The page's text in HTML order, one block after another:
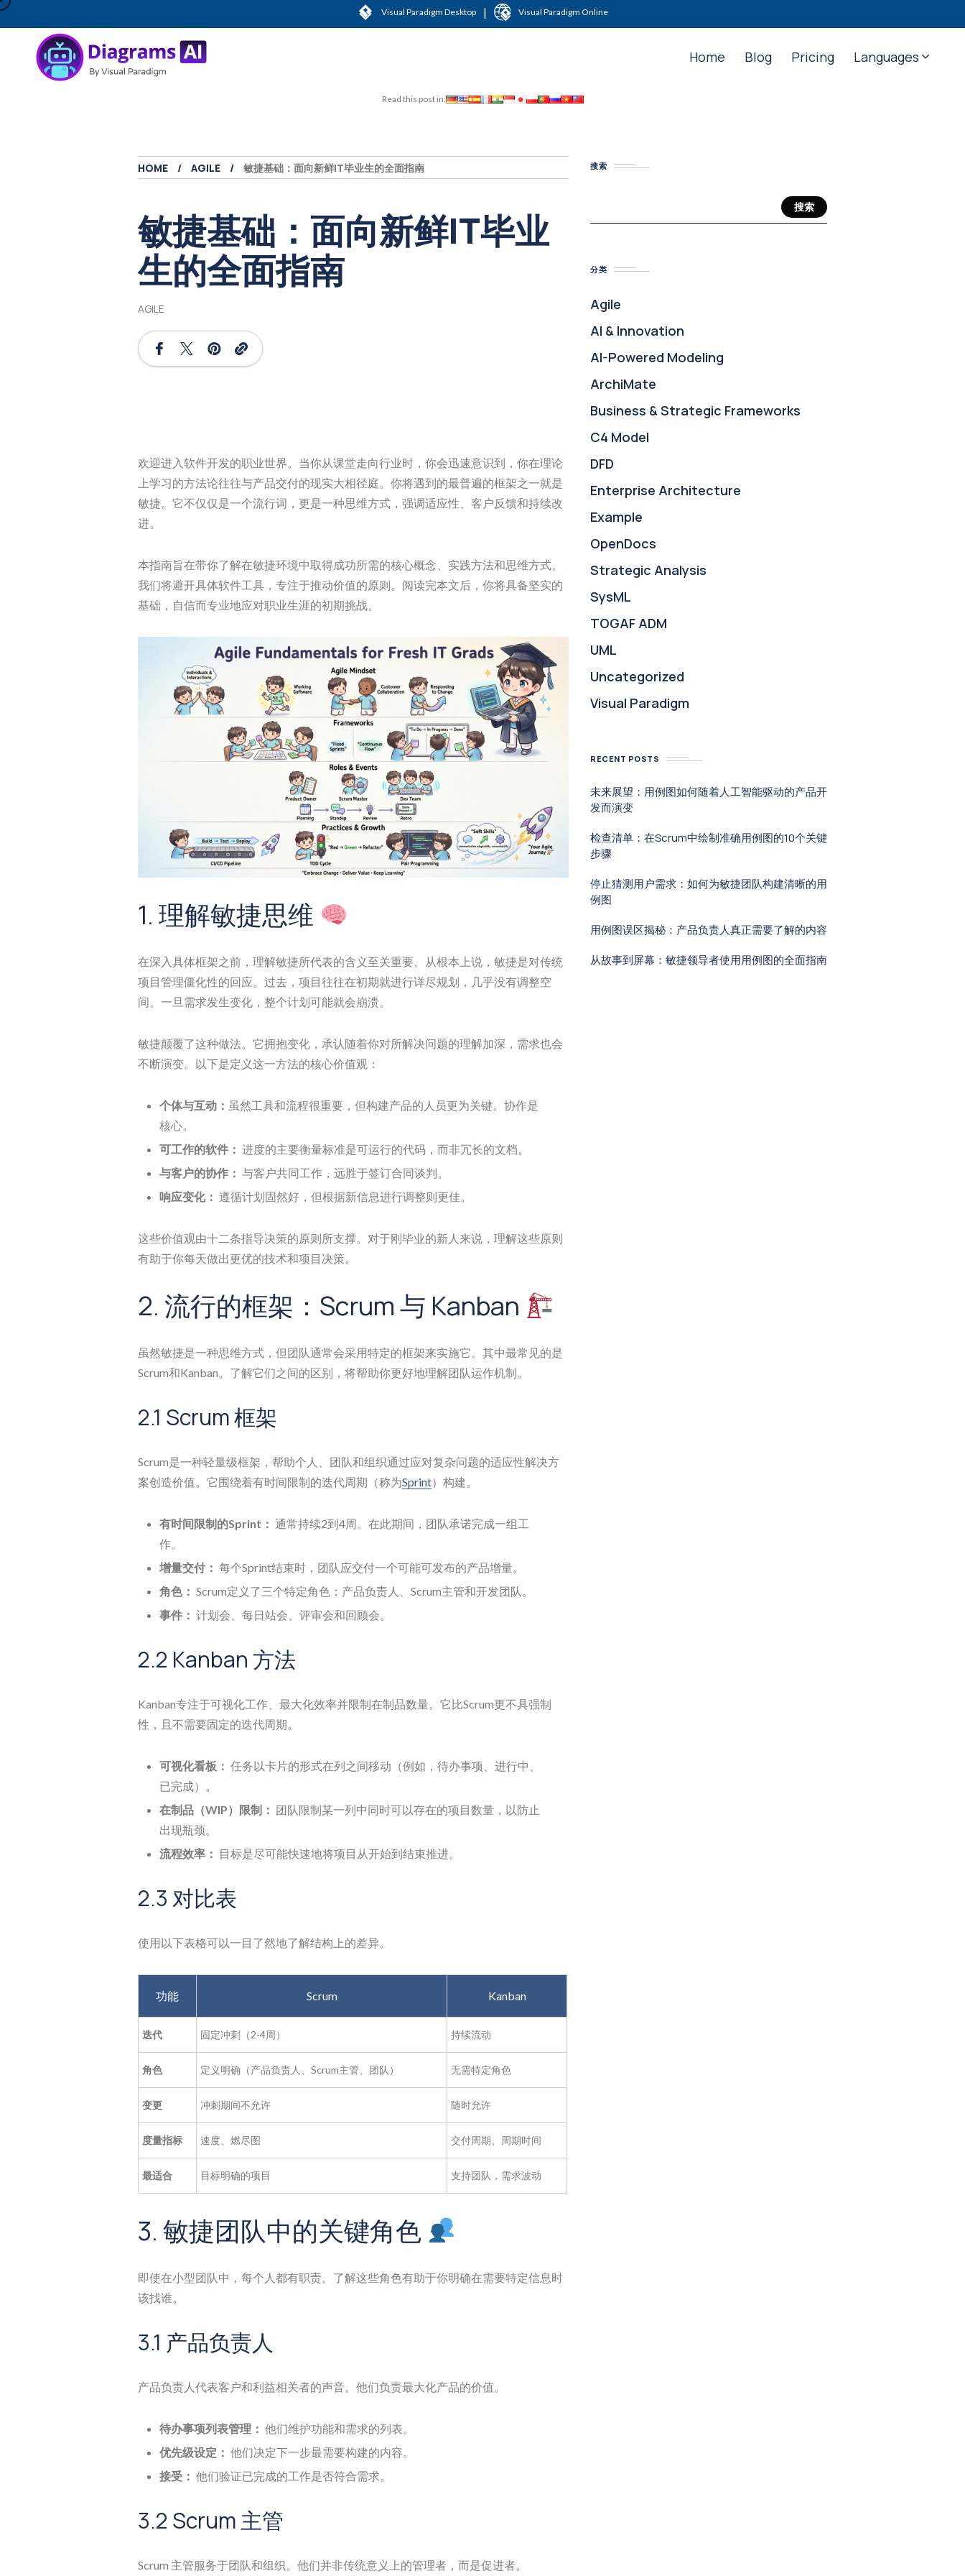
Visual Paradigm Desktop | Visual Paradigm Online
Home Blog Pricing Languages
Read this post in:
HOME AGILE 敏捷基础：面向新鲜IT毕业生的全面指南
敏捷基础：面向新鲜IT毕业
生的全面指南
AGILE
欢迎进入软件开发的职业世界。当你从课堂走向行业时，你会迅速意识到，你在理论
上学习的方法论往往与产品交付的现实大相径庭。你将遇到的最普遍的框架之一就是
敏捷。它不仅仅是一个流行词，更是一种思维方式，强调适应性、客户反馈和持续改
进。
本指南旨在带你了解在敏捷环境中取得成功所需的核心概念、实践方法和思维方式。
我们将避开具体软件工具，专注于推动价值的原则。阅读完本文后，你将具备坚实的
基础，自信而专业地应对职业生涯的初期挑战。
1. 理解敏捷思维
在深入具体框架之前，理解敏捷所代表的含义至关重要。从根本上说，敏捷是对传统
项目管理僵化性的回应。过去，项目往往在初期就进行详尽规划，几乎没有调整空
间。一旦需求发生变化，整个计划可能就会崩溃。
敏捷颠覆了这种做法。它拥抱变化，承认随着你对所解决问题的理解加深，需求也会
不断演变。以下是定义这一方法的核心价值观：
个体与互动： 虽然工具和流程很重要，但构建产品的人员更为关键。协作是
核心。
可工作的软件： 进度的主要衡量标准是可运行的代码，而非冗长的文档。
与客户的协作： 与客户共同工作，远胜于签订合同谈判。
响应变化： 遵循计划固然好，但根据新信息进行调整则更佳。
这些价值观由十二条指导决策的原则所支撑。对于刚毕业的新人来说，理解这些原则
有助于你每天做出更优的技术和项目决策。
2. 流行的框架：Scrum 与 Kanban
虽然敏捷是一种思维方式，但团队通常会采用特定的框架来实施它。其中最常见的是
Scrum和Kanban。了解它们之间的区别，将帮助你更好地理解团队运作机制。
2.1 Scrum 框架
Scrum是一种轻量级框架，帮助个人、团队和组织通过应对复杂问题的适应性解决方
案创造价值。它围绕着有时间限制的迭代周期（称为Sprint）构建。
有时间限制的Sprint： 通常持续2到4周。在此期间，团队承诺完成一组工
作。
增量交付： 每个Sprint结束时，团队应交付一个可能可发布的产品增量。
角色： Scrum定义了三个特定角色：产品负责人、Scrum主管和开发团队。
事件： 计划会、每日站会、评审会和回顾会。
2.2 Kanban 方法
Kanban专注于可视化工作、最大化效率并限制在制品数量。它比Scrum更不具强制
性，且不需要固定的迭代周期。
可视化看板： 任务以卡片的形式在列之间移动（例如，待办事项、进行中、
已完成）。
在制品（WIP）限制： 团队限制某一列中同时可以存在的项目数量，以防止
出现瓶颈。
流程效率： 目标是尽可能快速地将项目从开始到结束推进。
2.3 对比表
使用以下表格可以一目了然地了解结构上的差异。
功能 Scrum Kanban
迭代 固定冲刺（2-4周） 持续流动
角色 定义明确（产品负责人、Scrum主管、团队） 无需特定角色
变更 冲刺期间不允许 随时允许
度量指标 速度、燃尽图 交付周期、周期时间
最适合 目标明确的项目 支持团队，需求波动
3. 敏捷团队中的关键角色
即使在小型团队中，每个人都有职责。了解这些角色有助于你明确在需要特定信息时
该找谁。
3.1 产品负责人
产品负责人代表客户和利益相关者的声音。他们负责最大化产品的价值。
待办事项列表管理： 他们维护功能和需求的列表。
优先级设定： 他们决定下一步最需要构建的内容。
接受： 他们验证已完成的工作是否符合需求。
3.2 Scrum 主管
Scrum 主管服务于团队和组织。他们并非传统意义上的管理者，而是促进者。
搜索
搜索
分类
Agile
AI & Innovation
AI-Powered Modeling
ArchiMate
Business & Strategic Frameworks
C4 Model
DFD
Enterprise Architecture
Example
OpenDocs
Strategic Analysis
SysML
TOGAF ADM
UML
Uncategorized
Visual Paradigm
RECENT POSTS
未来展望：用例图如何随着人工智能驱动的产品开
发而演变
检查清单：在Scrum中绘制准确用例图的10个关键
步骤
停止猜测用户需求：如何为敏捷团队构建清晰的用
例图
用例图误区揭秘：产品负责人真正需要了解的内容
从故事到屏幕：敏捷领导者使用用例图的全面指南